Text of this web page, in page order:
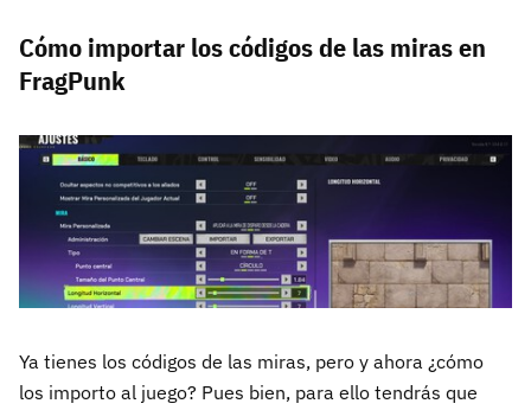
Cómo importar los códigos de las miras en
FragPunk
Ya tienes los códigos de las miras, pero y ahora ¿cómo
los importo al juego? Pues bien, para ello tendrás que